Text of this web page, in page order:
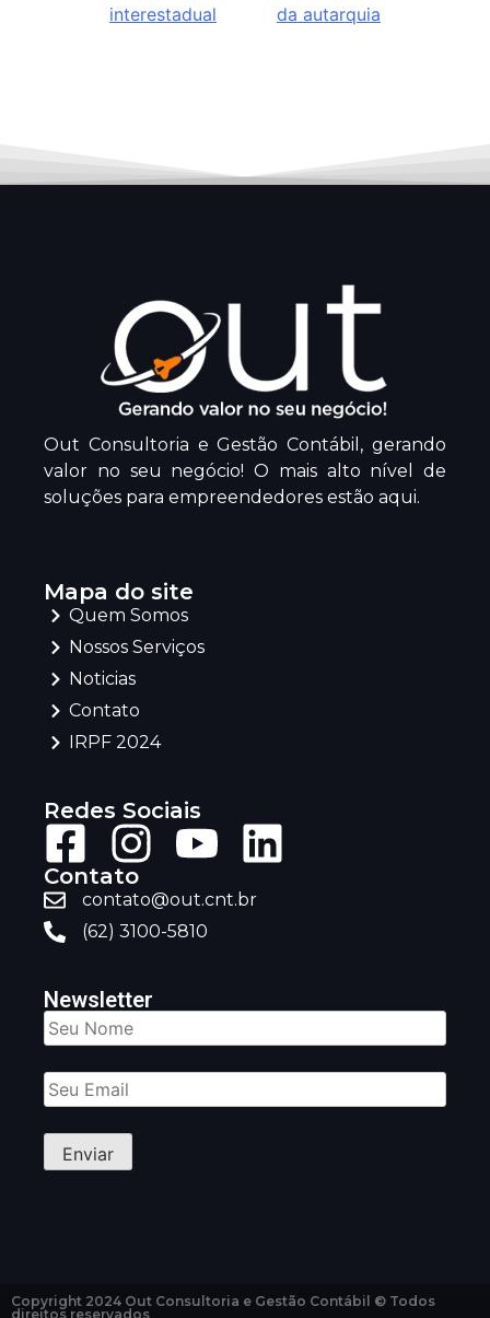
interestadual
da autarquia
Out Consultoria e Gestão Contábil, gerando
valor no seu negócio! O mais alto nível de
soluções para empreendedores estão aqui.
Mapa do site
Quem Somos
Nossos Serviços
Noticias
Contato
IRPF 2024
Redes Sociais
Contato
contato@out.cnt.br
(62) 3100-5810
Newsletter
Copyright 2024 Out Consultoria e Gestão Contábil © Todos
direitos reservados